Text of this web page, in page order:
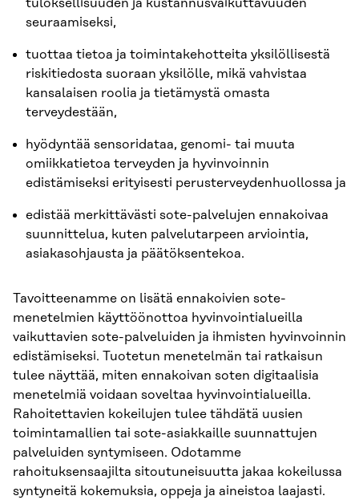
tuloksellisuuden ja kustannusvaikuttavuuden
seuraamiseksi,
tuottaa tietoa ja toimintakehotteita yksilöllisestä
riskitiedosta suoraan yksilölle, mikä vahvistaa
kansalaisen roolia ja tietämystä omasta
terveydestään,
hyödyntää sensoridataa, genomi- tai muuta
omiikkatietoa terveyden ja hyvinvoinnin
edistämiseksi erityisesti perusterveydenhuollossa ja
edistää merkittävästi sote-palvelujen ennakoivaa
suunnittelua, kuten palvelutarpeen arviointia,
asiakasohjausta ja päätöksentekoa.
Tavoitteenamme on lisätä ennakoivien sote-
menetelmien käyttöönottoa hyvinvointialueilla
vaikuttavien sote-palveluiden ja ihmisten hyvinvoinnin
edistämiseksi. Tuotetun menetelmän tai ratkaisun
tulee näyttää, miten ennakoivan soten digitaalisia
menetelmiä voidaan soveltaa hyvinvointialueilla.
Rahoitettavien kokeilujen tulee tähdätä uusien
toimintamallien tai sote-asiakkaille suunnattujen
palveluiden syntymiseen. Odotamme
rahoituksensaajilta sitoutuneisuutta jakaa kokeilussa
syntyneitä kokemuksia, oppeja ja aineistoa laajasti.